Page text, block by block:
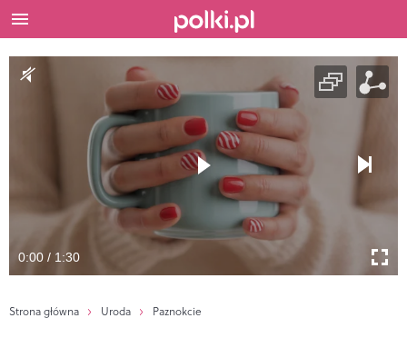
0:00 / 1:30
Strona główna Uroda Paznokcie